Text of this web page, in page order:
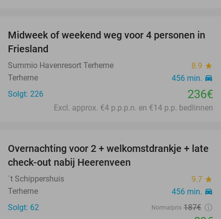
Midweek of weekend weg voor 4 personen in
Friesland
Summio Havenresort Terherne 8.9 star
Terherne 456 min. directions_car
Solgt: 226 236€
Excl. approx. €4 p.p.p.n. en €14 p.p. bedlinnen
52%
Overnachting voor 2 + welkomstdrankje + late
check-out nabij Heerenveen
´t Schippershuis 9.7 star
Terherne 456 min. directions_car
Solgt: 62 Normalpris 187€